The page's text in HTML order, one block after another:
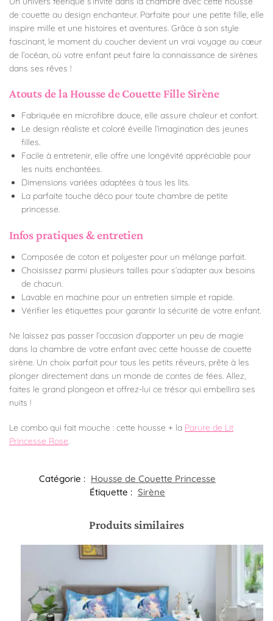
de couette au design enchanteur. Parfaite pour une petite fille, elle
inspire mille et une histoires et aventures. Grâce à son style
fascinant, le moment du coucher devient un vrai voyage au cœur
de l’océan, où votre enfant peut faire la connaissance de sirènes
dans ses rêves !
Atouts de la Housse de Couette Fille Sirène
Fabriquée en microfibre douce, elle assure chaleur et confort.
Le design réaliste et coloré éveille l’imagination des jeunes
filles.
Facile à entretenir, elle offre une longévité appréciable pour
les nuits enchantées.
Dimensions variées adaptées à tous les lits.
La parfaite touche déco pour toute chambre de petite
princesse.
Infos pratiques & entretien
Composée de coton et polyester pour un mélange parfait.
Choisissez parmi plusieurs tailles pour s’adapter aux besoins
de chacun.
Lavable en machine pour un entretien simple et rapide.
Vérifier les étiquettes pour garantir la sécurité de votre enfant.
Ne laissez pas passer l’occasion d’apporter un peu de magie
dans la chambre de votre enfant avec cette housse de couette
sirène. Un choix parfait pour tous les petits rêveurs, prête à les
plonger directement dans un monde de contes de fées. Allez,
faites le grand plongeon et offrez-lui ce trésor qui embellira ses
nuits !
Le combo qui fait mouche : cette housse + la Parure de Lit
Princesse Rose.
Catégorie : Housse de Couette Princesse
Étiquette : Sirène
Produits similaires